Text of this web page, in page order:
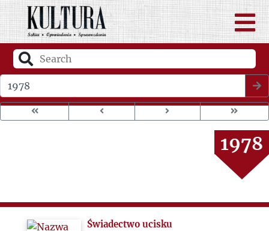
1974
1975
1976
1977
1978
1979
1980
Świadectwo ucisku